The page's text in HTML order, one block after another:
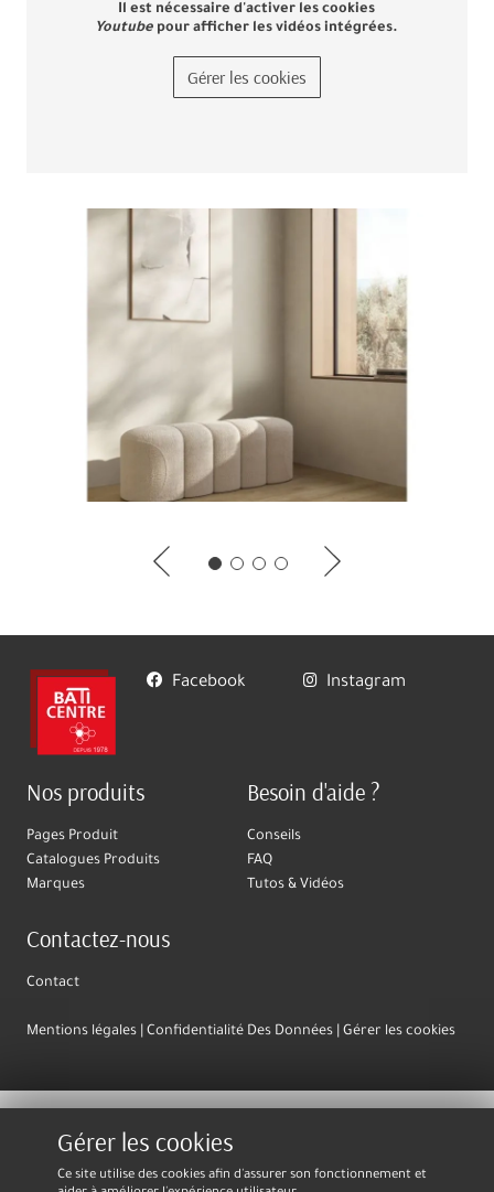
Il est nécessaire d'activer les cookies
Youtube pour afficher les vidéos intégrées.
Gérer les cookies
Facebook Instagram
Nos produits
Pages Produit
Catalogues Produits
Marques
Besoin d'aide ?
Conseils
FAQ
Tutos & Vidéos
Contactez-nous
Contact
Mentions légales Confidentialité Des Données Gérer les cookies
Gérer les cookies
Ce site utilise des cookies afin d'assurer son fonctionnement et